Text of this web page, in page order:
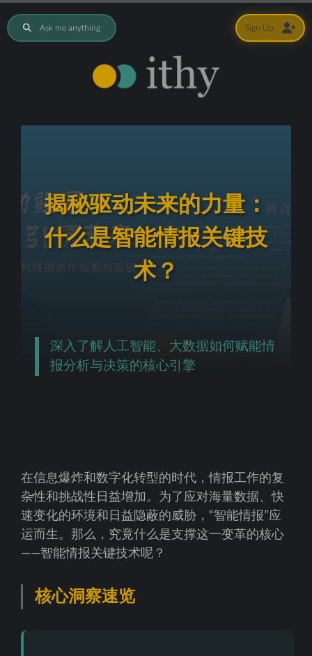
Ask me anything
揭秘驱动未来的力量：
什么是智能情报关键技
术？
深入了解人工智能、大数据如何赋能情
报分析与决策的核心引擎
在信息爆炸和数字化转型的时代，情报工作的复
杂性和挑战性日益增加。为了应对海量数据、快
速变化的环境和日益隐蔽的威胁，“智能情报”应
运而生。那么，究竟什么是支撑这一变革的核心
——智能情报关键技术呢？
核心洞察速览
Sign Up